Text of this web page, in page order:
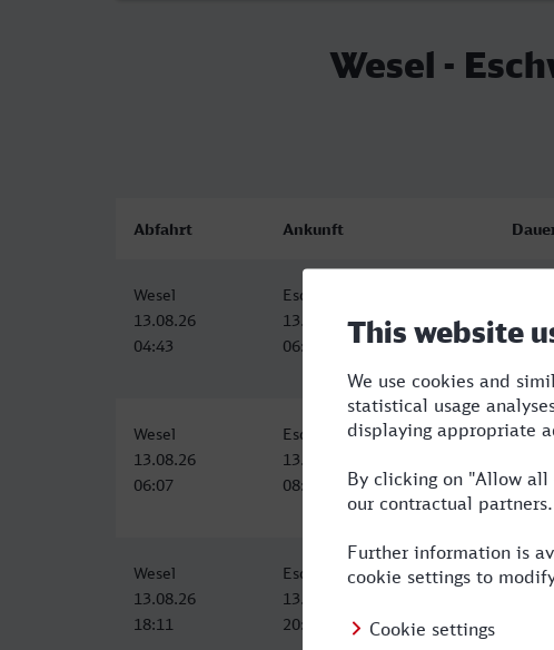
Wesel -
Abfahrt Ankunft
Wesel
13.08.26
04:43
Eschweiler Hbf
13.08.26
06:53
Wesel
13.08.26
06:07
Eschweiler Hbf
13.08.26
08:25
2:18
Wesel
13.08.26
18:11
Eschweiler Hbf
13.08.26
20:25
2:14